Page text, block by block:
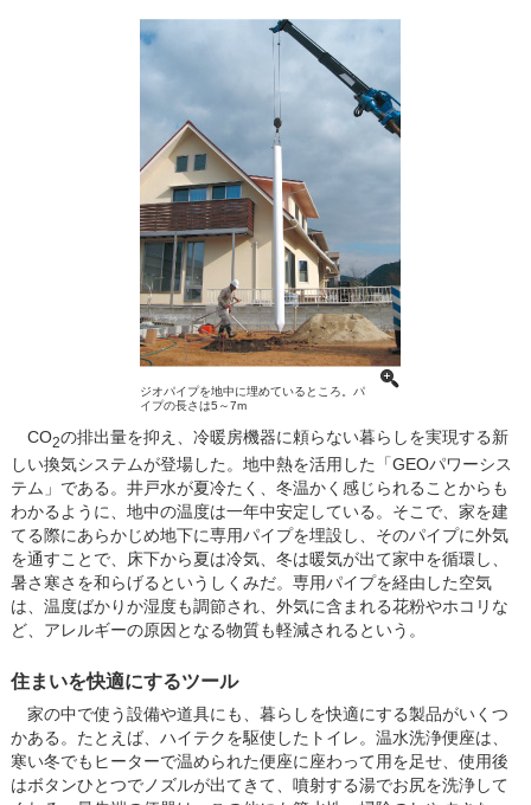
ジオパイプを地中に埋めているところ。パ
イプの長さは5～7m
CO2の排出量を抑え、冷暖房機器に頼らない暮らしを実現する新
しい換気システムが登場した。地中熱を活用した「GEOパワーシス
テム」である。井戸水が夏冷たく、冬温かく感じられることからも
わかるように、地中の温度は一年中安定している。そこで、家を建
てる際にあらかじめ地下に専用パイプを埋設し、そのパイプに外気
を通すことで、床下から夏は冷気、冬は暖気が出て家中を循環し、
暑さ寒さを和らげるというしくみだ。専用パイプを経由した空気
は、温度ばかりか湿度も調節され、外気に含まれる花粉やホコリな
ど、アレルギーの原因となる物質も軽減されるという。
住まいを快適にするツール
家の中で使う設備や道具にも、暮らしを快適にする製品がいくつ
かある。たとえば、ハイテクを駆使したトイレ。温水洗浄便座は、
寒い冬でもヒーターで温められた便座に座わって用を足せ、使用後
はボタンひとつでノズルが出てきて、噴射する湯でお尻を洗浄して